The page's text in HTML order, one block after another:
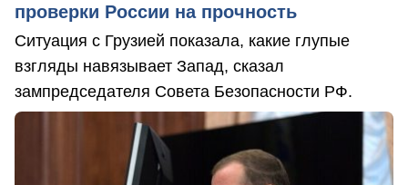
проверки России на прочность
Ситуация с Грузией показала, какие глупые
взгляды навязывает Запад, сказал
зампредседателя Совета Безопасности РФ.